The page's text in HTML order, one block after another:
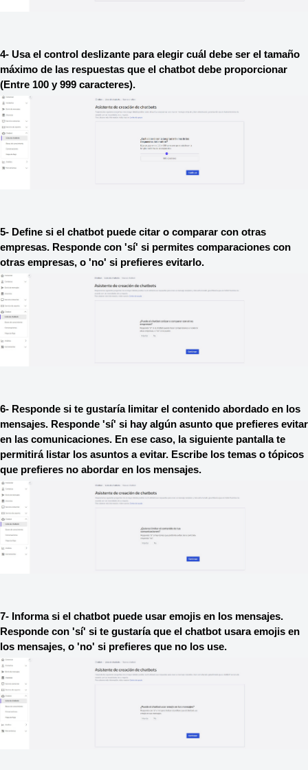
4- Usa el control deslizante para elegir cuál debe ser el tamaño
máximo de las respuestas que el chatbot debe proporcionar
(Entre 100 y 999 caracteres).
5- Define si el chatbot puede citar o comparar con otras
empresas. Responde con 'sí' si permites comparaciones con
otras empresas, o 'no' si prefieres evitarlo.
6- Responde si te gustaría limitar el contenido abordado en los
mensajes. Responde 'sí' si hay algún asunto que prefieres evitar
en las comunicaciones. En ese caso, la siguiente pantalla te
permitirá listar los asuntos a evitar. Escribe los temas o tópicos
que prefieres no abordar en los mensajes.
7- Informa si el chatbot puede usar emojis en los mensajes.
Responde con 'sí' si te gustaría que el chatbot usara emojis en
los mensajes, o 'no' si prefieres que no los use.